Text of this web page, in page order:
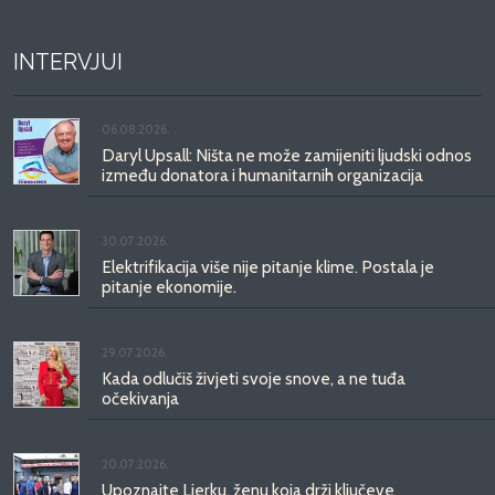
INTERVJUI
06.08.2026.
Daryl Upsall: Ništa ne može zamijeniti ljudski odnos
između donatora i humanitarnih organizacija
30.07.2026.
Elektrifikacija više nije pitanje klime. Postala je
pitanje ekonomije.
29.07.2026.
Kada odlučiš živjeti svoje snove, a ne tuđa
očekivanja
20.07.2026.
Upoznajte Ljerku, ženu koja drži ključeve